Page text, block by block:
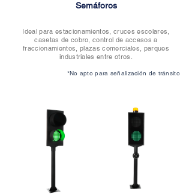
Semáforos
Ideal para estacionamientos, cruces escolares,
casetas de cobro, control de accesos a
fraccionamientos, plazas comerciales, parques
industriales entre otros.
*No apto para señalización de tránsito